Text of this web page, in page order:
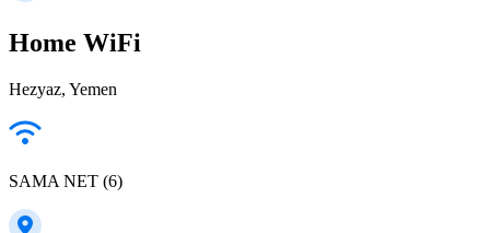
Home WiFi
Hezyaz, Yemen
SAMA NET (6)